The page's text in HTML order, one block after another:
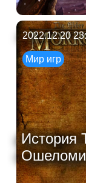
2022.12.20
Мир игр
История